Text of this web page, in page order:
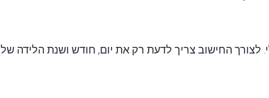
. לצורך החישוב צריך לדעת רק את יום, חודש ושנת הלידה של